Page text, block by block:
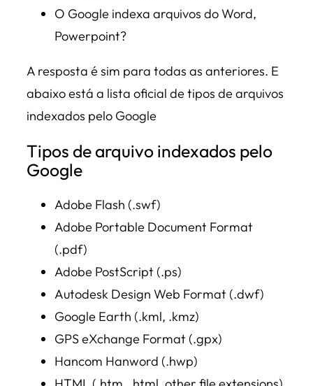
O Google indexa arquivos do Word,
Powerpoint?
A resposta é sim para todas as anteriores. E
abaixo está a lista oficial de tipos de arquivos
indexados pelo Google
Tipos de arquivo indexados pelo
Google
Adobe Flash (.swf)
Adobe Portable Document Format
(.pdf)
Adobe PostScript (.ps)
Autodesk Design Web Format (.dwf)
Google Earth (.kml, .kmz)
GPS eXchange Format (.gpx)
Hancom Hanword (.hwp)